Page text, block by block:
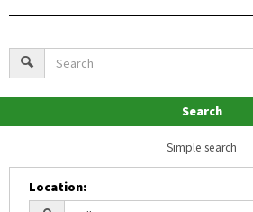
Search
Simple search
Location: